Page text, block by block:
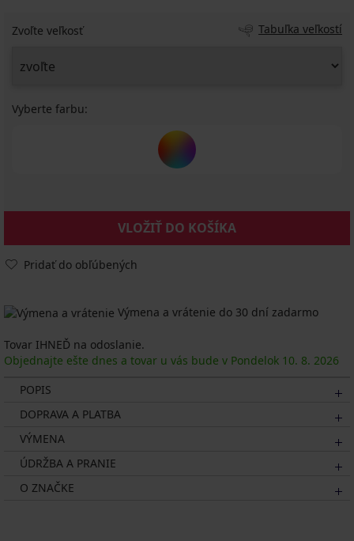
Zvoľte veľkosť Tabuľka veľkostí
Vyberte farbu:
VLOŽIŤ DO KOŠÍKA
Pridať do obľúbených
Výmena a vrátenie do 30 dní zadarmo
Tovar IHNEĎ na odoslanie.
Objednajte ešte dnes a tovar u vás bude v Pondelok 10. 8. 2026
POPIS
DOPRAVA A PLATBA
VÝMENA
ÚDRŽBA A PRANIE
O ZNAČKE